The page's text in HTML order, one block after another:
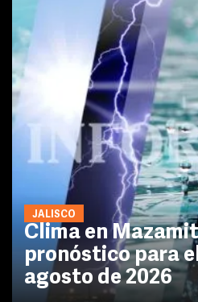
JALISCO
Clima en
pronóstico para
agosto de 2026